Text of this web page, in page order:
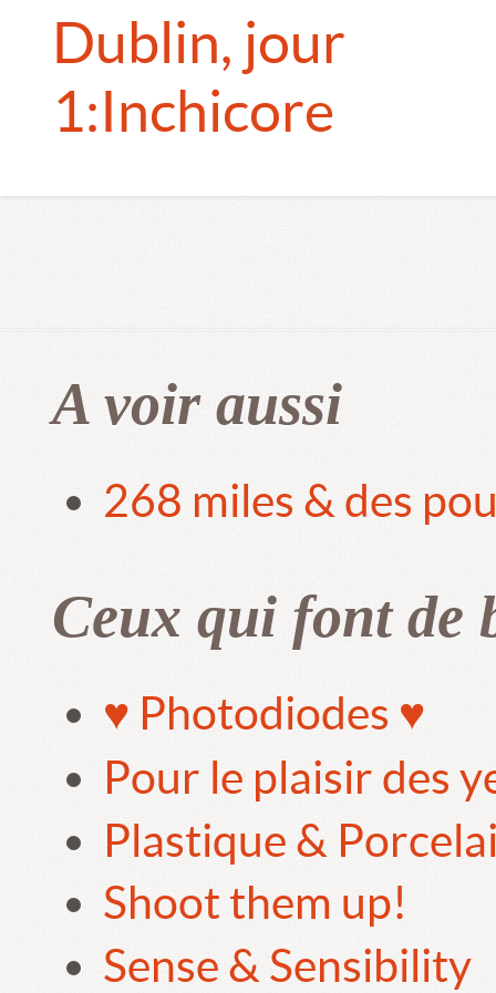
Dublin, jour
1: Inchicore
A voir aussi
268 miles & des
Ceux qui font de
♥ Photodiodes ♥
Pour le plaisir des
Plastique &
Shoot them up!
Sense & Sensibility